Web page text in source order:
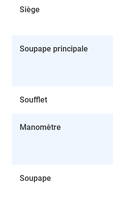
Siège
Soupape principale
Soufflet
Manomètre
Soupape